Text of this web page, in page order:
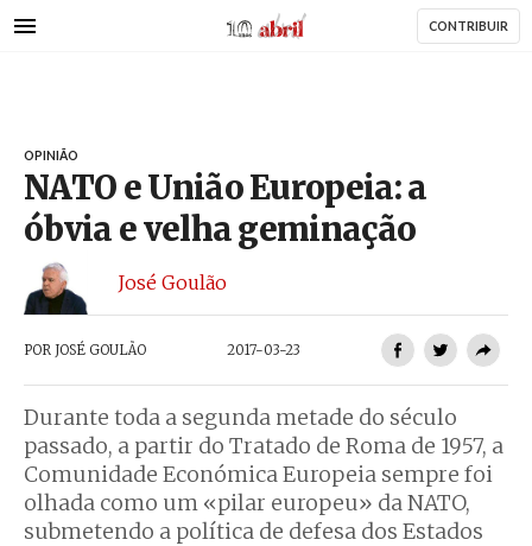
para
AbrilAbril CONTRIBUIR
OPINIÃO
NATO e União Europeia: a
óbvia e velha geminação
José Goulão
POR JOSÉ GOULÃO 2017-03-23
Durante toda a segunda metade do século
passado, a partir do Tratado de Roma de 1957, a
Comunidade Económica Europeia sempre foi
olhada como um «pilar europeu» da NATO,
submetendo a política de defesa dos Estados